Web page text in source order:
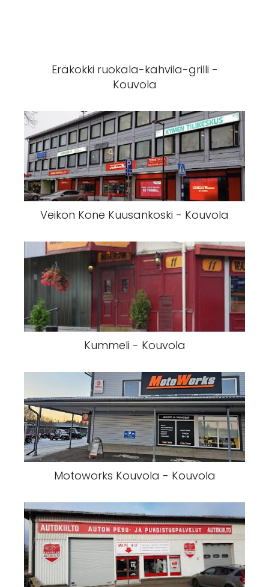
Eräkokki ruokala-kahvila-grilli -
Kouvola
Veikon Kone Kuusankoski - Kouvola
Kummeli - Kouvola
Motoworks Kouvola - Kouvola